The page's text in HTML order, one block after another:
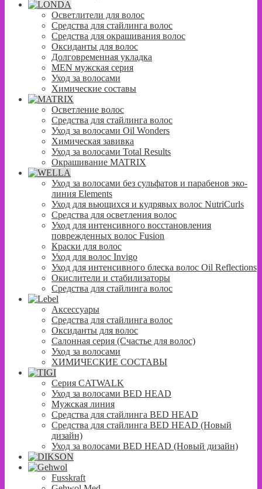
Осветлители для волос
Средства для стайлинга волос
Средства для окрашивания волос
Оксиданты для волос
Долговременная укладка
MEN мужская серия
Уход за волосами
Химические составы
Осветление волос
Средства для стайлинга волос
Уход за волосами Oil Wonders
Химическая завивка
Уход за волосами Total Results
Окрашивание MATRIX
Уход за волосами без сульфатов и парабенов эко-
линия Elements
Уход для вьющихся и кудрявых волос NutriCurls
Средства для осветления волос
Уход для интенсивного восстановления
поврежденных волос Fusion
Краски для волос
Уход для волос Invigo
Уход для интенсивного блеска волос Oil Reflections
Окислители и стабилизаторы
Средства для стайлинга волос
Аксессуары
Средства для стайлинга волос
Оксиданты для волос
Салонная серия (Счастье для волос)
Уход за волосами
ХИМИЧЕСКИЕ СОСТАВЫ
Серия CATWALK
Уход за волосами BED HEAD
Мужская линия
Средства для стайлинга BED HEAD
Средства для стайлинга BED HEAD (Новый
дизайн)
Уход за волосами BED HEAD (Новый дизайн)
Fusskraft